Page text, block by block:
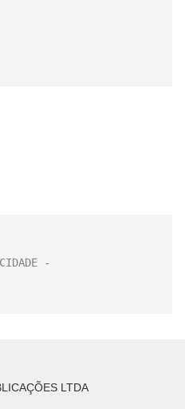
LTDA